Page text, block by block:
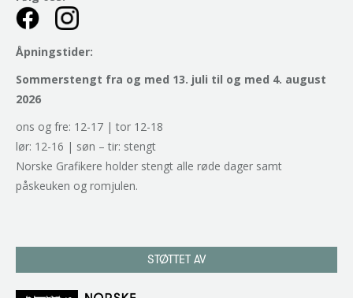
Åpningstider:
Sommerstengt fra og med 13. juli til og med 4. august
2026
ons og fre: 12-17 | tor 12-18
lør: 12-16 | søn – tir: stengt
Norske Grafikere holder stengt alle røde dager samt
påskeuken og romjulen.
STØTTET AV